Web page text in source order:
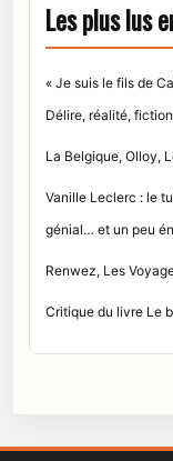
Les plus lus
« Je suis le fils de
Délire, réalité,
La Belgique, Olloy,
Vanille Leclerc : le
génial… et un peu
Renwez, Les
Critique du livre Le